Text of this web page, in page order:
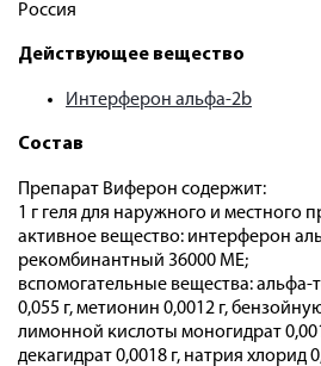
Россия
Действующее вещество
Интерферон альфа-2b
Состав
Препарат Виферон содержит:
1 г геля для наружного и местного
активное вещество: интерферон
рекомбинантный 36000 МЕ;
вспомогательные вещества: альфа-
0,055 г, метионин 0,0012 г,
лимонной кислоты моногидрат
декагидрат 0,0018 г, натрия хлорид